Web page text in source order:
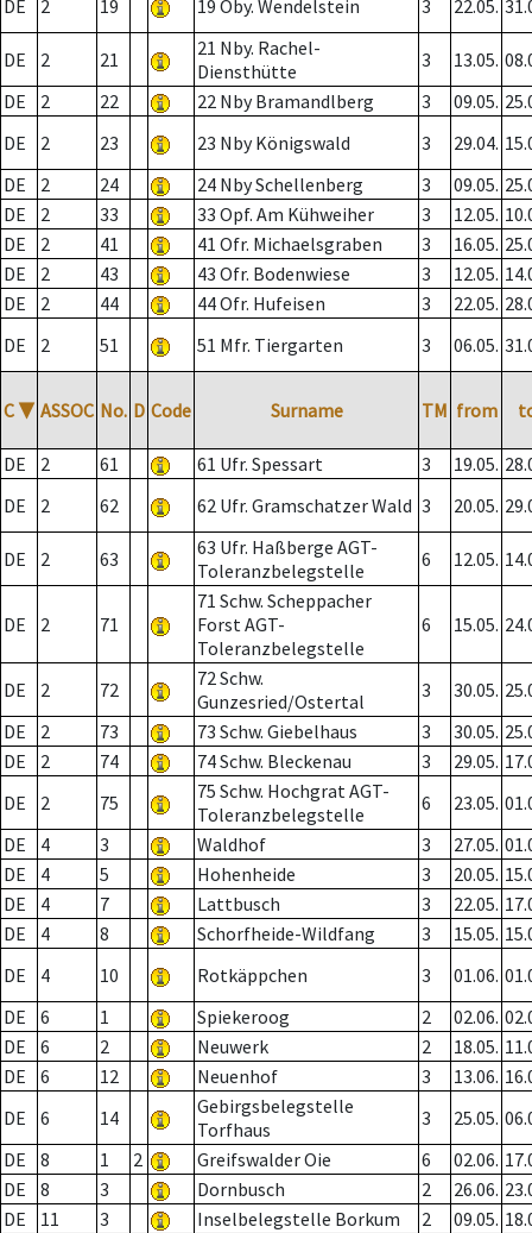
DE
2 19 19 Oby. Wendelstein 3 22.05.
DE 2 21
21 Nby. Rachel-
Diensthütte
3 13.05.
DE
2 22 22 Nby Bramandlberg 3 09.05.
DE
2 23 23 Nby Königswald 3 29.04.
DE
2 24 24 Nby Schellenberg 3 09.05.
DE
2 33 33 Opf. Am Kühweiher 3 12.05.
DE
2 41 41 Ofr. Michaelsgraben 3 16.05.
DE
2 43 43 Ofr. Bodenwiese 3 12.05.
DE
2 44 44 Ofr. Hufeisen 3 22.05.
DE
2 51 51 Mfr. Tiergarten 3 06.05.
C ▼ ASSOC No. D Code Surname TM from
DE 2 61 61 Ufr. Spessart 3 19.05.
DE
2 62 62 Ufr. Gramschatzer Wald 3 20.05.
DE 2 63
63 Ufr. Haßberge AGT-
Toleranzbelegstelle
6 12.05.
DE 2 71
71 Schw. Scheppacher
Forst AGT-
Toleranzbelegstelle
6 15.05.
DE 2 72
72 Schw.
Gunzesried/Ostertal
3 30.05.
DE
2 73 73 Schw. Giebelhaus 3 30.05.
DE
2 74 74 Schw. Bleckenau 3 29.05.
DE
2 75
75 Schw. Hochgrat AGT-
Toleranzbelegstelle
6 23.05.
DE
4 3 Waldhof 3 27.05.
DE
4 5 Hohenheide 3 20.05.
DE
4 7 Lattbusch 3 22.05.
DE
4 8 Schorfheide-Wildfang 3 15.05.
DE
4 10 Rotkäppchen 3 01.06.
DE
6 1 Spiekeroog 2 02.06.
DE
6 2 Neuwerk 2 18.05.
DE
6 12 Neuenhof 3 13.06.
DE
6 14
Gebirgsbelegstelle
Torfhaus
3 25.05.
DE
8 1 2 Greifswalder Oie 6 02.06.
DE
8 3 Dornbusch 2 26.06.
DE
11 3 Inselbelegstelle Borkum 2 09.05.